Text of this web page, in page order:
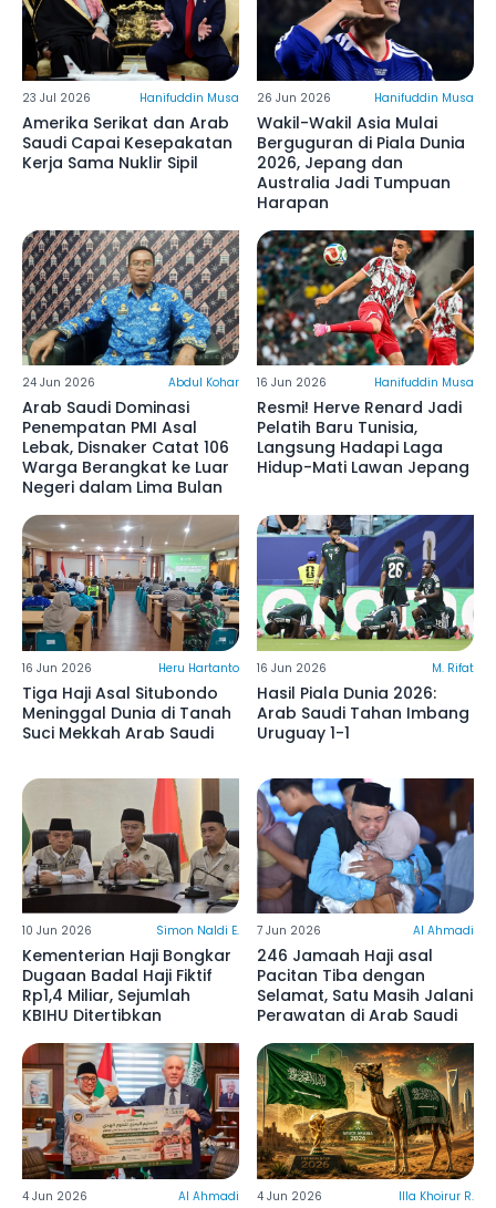
23 Jul 2026 Hanifuddin Musa
Amerika Serikat dan Arab
Saudi Capai Kesepakatan
Kerja Sama Nuklir Sipil
26 Jun 2026 Hanifuddin Musa
Wakil-Wakil Asia Mulai
Berguguran di Piala Dunia
2026, Jepang dan
Australia Jadi Tumpuan
Harapan
24 Jun 2026 Abdul Kohar
Arab Saudi Dominasi
Penempatan PMI Asal
Lebak, Disnaker Catat 106
Warga Berangkat ke Luar
Negeri dalam Lima Bulan
16 Jun 2026 Hanifuddin Musa
Resmi! Herve Renard Jadi
Pelatih Baru Tunisia,
Langsung Hadapi Laga
Hidup-Mati Lawan Jepang
16 Jun 2026 Heru Hartanto
Tiga Haji Asal Situbondo
Meninggal Dunia di Tanah
Suci Mekkah Arab Saudi
16 Jun 2026 M. Rifat
Hasil Piala Dunia 2026:
Arab Saudi Tahan Imbang
Uruguay 1-1
10 Jun 2026 Simon Naldi E.
Kementerian Haji Bongkar
Dugaan Badal Haji Fiktif
Rp1,4 Miliar, Sejumlah
KBIHU Ditertibkan
7 Jun 2026 Al Ahmadi
246 Jamaah Haji asal
Pacitan Tiba dengan
Selamat, Satu Masih Jalani
Perawatan di Arab Saudi
4 Jun 2026 Al Ahmadi 4 Jun 2026 Illa Khoirur R.